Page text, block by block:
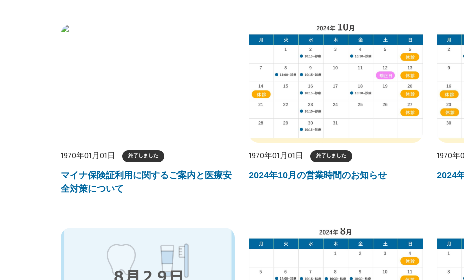
1970年01月01日 終了しました
マイナ保険証利用に関するご案内と医療安
全対策について
1970年01月01日 終了しました
2024年10月の営業時間のお知らせ
1970年
2024